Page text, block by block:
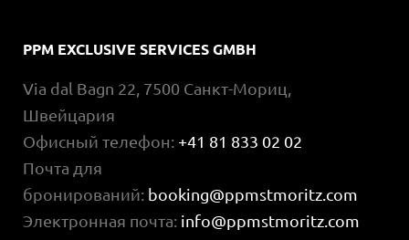
PPM EXCLUSIVE SERVICES GMBH
Via dal Bagn 22, 7500 Санкт-Мориц,
Швейцария
Офисный телефон: +41 81 833 02 02
Почта для
бронирований: booking@ppmstmoritz.com
Электронная почта: info@ppmstmoritz.com